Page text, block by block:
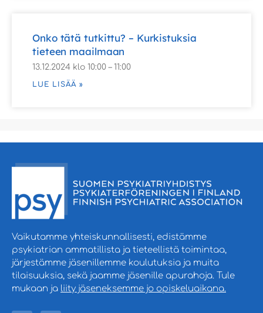
Onko tätä tutkittu? – Kurkistuksia
tieteen maailmaan
13.12.2024 klo 10:00 – 11:00
LUE LISÄÄ »
Vaikutamme yhteiskunnallisesti, edistämme
psykiatrian ammatillista ja tieteellistä toimintaa,
järjestämme jäsenillemme koulutuksia ja muita
tilaisuuksia, sekä jaamme jäsenille apurahoja. Tule
mukaan ja liity jäseneksemme jo opiskeluaikana.